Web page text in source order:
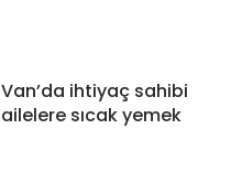
Van’da ihtiyaç sahibi
ailelere sıcak yemek